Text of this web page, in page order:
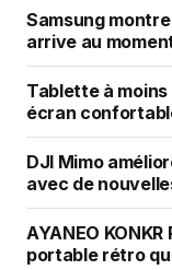
Samsung montre
arrive au
Tablette à
écran
DJI Mimo
avec de
AYANEO
portable rétro